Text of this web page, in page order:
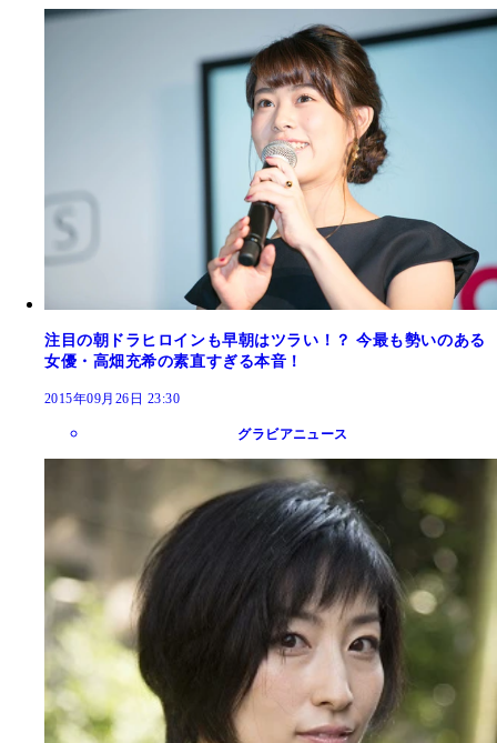
注目の朝ドラヒロインも早朝はツラい！？ 今最も勢いのある
女優・高畑充希の素直すぎる本音！
2015年09月26日 23:30
グラビアニュース